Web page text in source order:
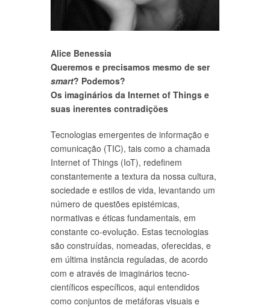
Alice Benessia
Queremos e precisamos mesmo de ser
smart? Podemos?
Os imaginários da Internet of Things e
suas inerentes contradições
Tecnologias emergentes de informação e
comunicação (TIC), tais como a chamada
Internet of Things (IoT), redefinem
constantemente a textura da nossa cultura,
sociedade e estilos de vida, levantando um
número de questões epistémicas,
normativas e éticas fundamentais, em
constante co-evolução. Estas tecnologias
são construídas, nomeadas, oferecidas, e
em última instância reguladas, de acordo
com e através de imaginários tecno-
científicos específicos, aqui entendidos
como conjuntos de metáforas visuais e